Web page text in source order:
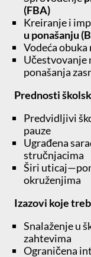
(FBA)
Kreiranje i
u ponašanju
Vodeća
Učestvovanje
ponašanja
Prednosti
Predvidljivi
pauze
Ugrađena
stručnjacima
Širi
okruženjima
Izazovi koje
Snalaženje u
zahtevima
Ograničena